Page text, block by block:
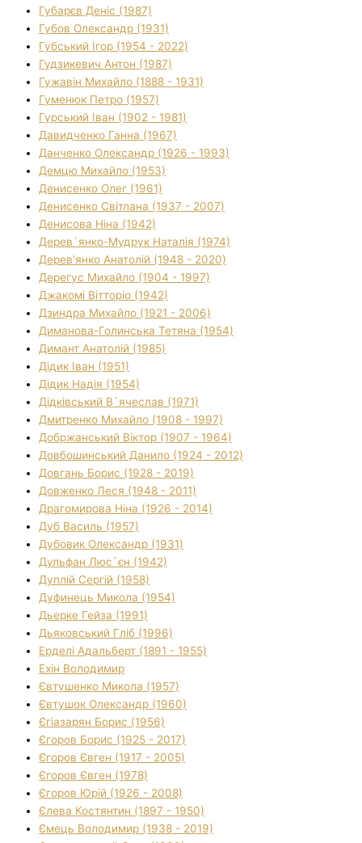
Губарєв Деніс (1987)
Губов Олександр (1931)
Губський Ігор (1954 - 2022)
Гудзикевич Антон (1987)
Гужавін Михайло (1888 - 1931)
Гуменюк Петро (1957)
Гурський Іван (1902 - 1981)
Давидченко Ганна (1967)
Данченко Олександр (1926 - 1993)
Демцю Михайло (1953)
Денисенко Олег (1961)
Денисенко Світлана (1937 - 2007)
Денисова Ніна (1942)
Дерев`янко-Мудрук Наталія (1974)
Дерев'янко Анатолій (1948 - 2020)
Дерегус Михайло (1904 - 1997)
Джакомі Вітторіо (1942)
Дзиндра Михайло (1921 - 2006)
Диманова-Голинська Тетяна (1954)
Димант Анатолій (1985)
Дідик Іван (1951)
Дідик Надія (1954)
Дідківський В`ячеслав (1971)
Дмитренко Михайло (1908 - 1997)
Добржанський Віктор (1907 - 1964)
Довбошинський Данило (1924 - 2012)
Довгань Борис (1928 - 2019)
Довженко Леся (1948 - 2011)
Драгомирова Ніна (1926 - 2014)
Дуб Василь (1957)
Дубовик Олександр (1931)
Дульфан Люс`єн (1942)
Дуплій Сергій (1958)
Дуфинець Микола (1954)
Дьерке Гейза (1991)
Дьяковський Гліб (1996)
Ерделі Адальберт (1891 - 1955)
Ехін Володимир
Євтушенко Микола (1957)
Євтушок Олександр (1960)
Єгіазарян Борис (1956)
Єгоров Борис (1925 - 2017)
Єгоров Євген (1917 - 2005)
Єгоров Євген (1978)
Єгоров Юрій (1926 - 2008)
Єлева Костянтин (1897 - 1950)
Ємець Володимир (1938 - 2019)